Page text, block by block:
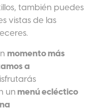
también puedes
vistas de las
momento más
a
un menú ecléctico